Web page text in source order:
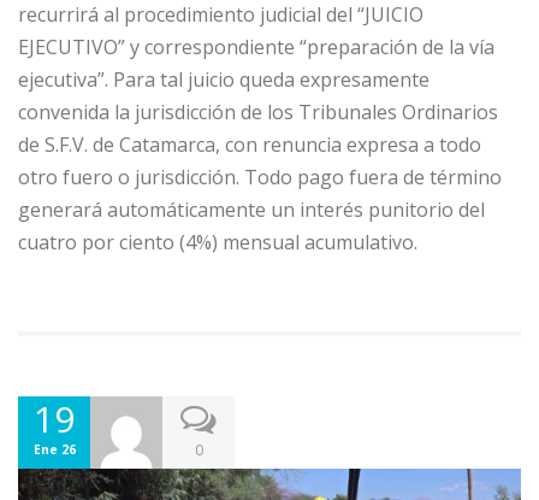
recurrirá al procedimiento judicial del “JUICIO
EJECUTIVO” y correspondiente “preparación de la vía
ejecutiva”. Para tal juicio queda expresamente
convenida la jurisdicción de los Tribunales Ordinarios
de S.F.V. de Catamarca, con renuncia expresa a todo
otro fuero o jurisdicción. Todo pago fuera de término
generará automáticamente un interés punitorio del
cuatro por ciento (4%) mensual acumulativo.
19
Ene 26 0